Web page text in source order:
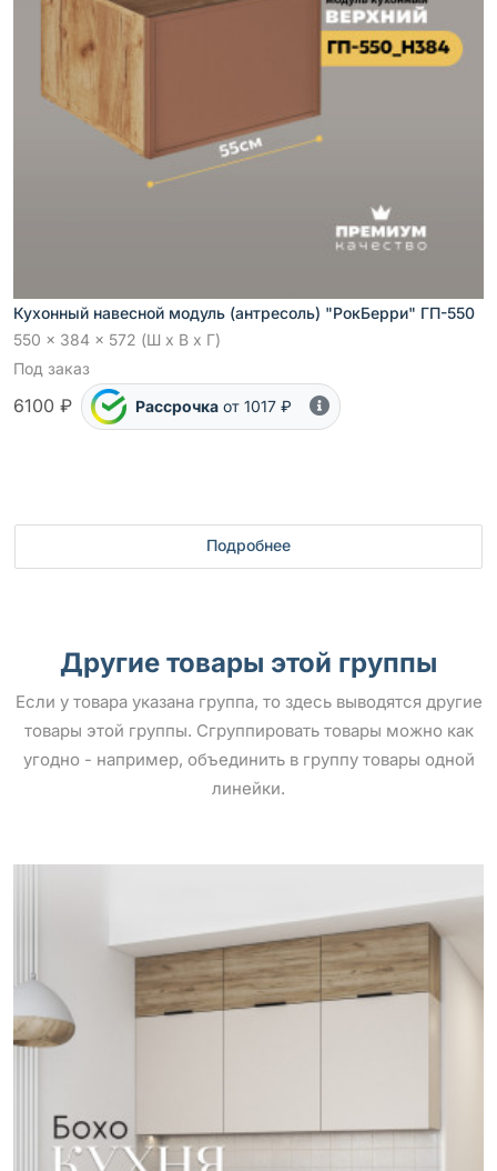
Кухонный навесной модуль (антресоль) "РокБерри" ГП-550
550 x 384 x 572 (Ш x В x Г)
Под заказ
6100 ₽ Рассрочка от 1017 ₽
Подробнее
Другие товары этой группы
Если у товара указана группа, то здесь выводятся другие
товары этой группы. Сгруппировать товары можно как
угодно - например, объединить в группу товары одной
линейки.